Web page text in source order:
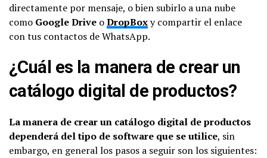
directamente por mensaje, o bien subirlo a una nube
como Google Drive oDropBoxy compartir el enlace
con tus contactos de WhatsApp.
¿Cuál es la manera de crear un
catálogo digital de productos?
La manera de crear un catálogo digital de productos
dependerá del tipo de software que se utilice, sin
embargo, en general los pasos a seguir son los siguientes: